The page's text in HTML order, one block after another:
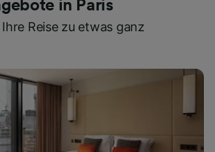
in Paris
Reise zu etwas ganz